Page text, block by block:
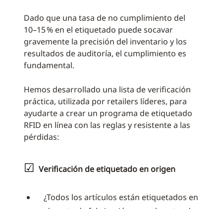
Dado que una tasa de no cumplimiento del
10–15 % en el etiquetado puede socavar
gravemente la precisión del inventario y los
resultados de auditoría, el cumplimiento es
fundamental.
Hemos desarrollado una lista de verificación
práctica, utilizada por retailers líderes, para
ayudarte a crear un programa de etiquetado
RFID en línea con las reglas y resistente a las
pérdidas:
☑ Verificación de etiquetado en origen
¿Todos los artículos están etiquetados en